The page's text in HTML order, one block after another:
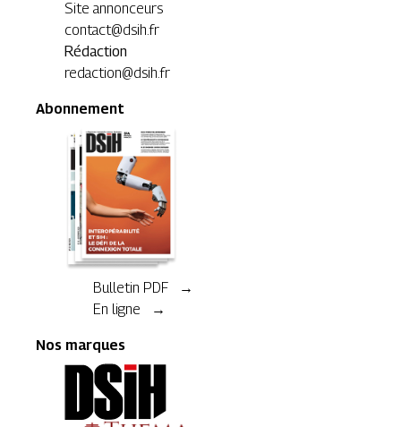
Site annonceurs
contact@dsih.fr
Rédaction
redaction@dsih.fr
Abonnement
Bulletin PDF →
En ligne →
Nos marques